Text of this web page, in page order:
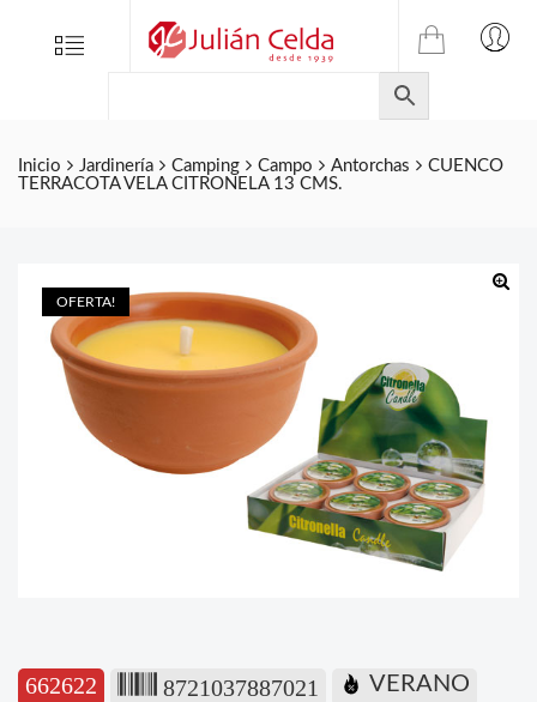
Menu
TIENDA
ONLINE
DE
JULIAN
CELDA
Inicio Jardinería Camping Campo Antorchas
CUENCO
TERRACOTA VELA CITRONELA 13 CMS.
OFERTA!
662622 8721037887021 VERANO
Folletos
Contacto